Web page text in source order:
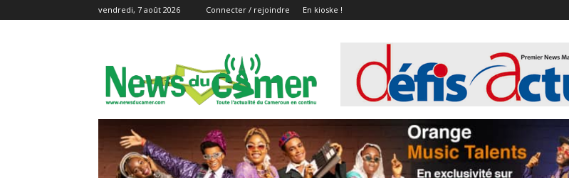
vendredi, 7 août 2026 Connecter / rejoindre En kioske !